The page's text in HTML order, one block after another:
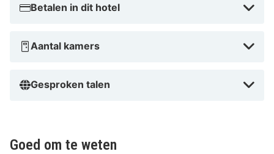
Betalen in dit hotel
Aantal kamers
Gesproken talen
Goed om te weten